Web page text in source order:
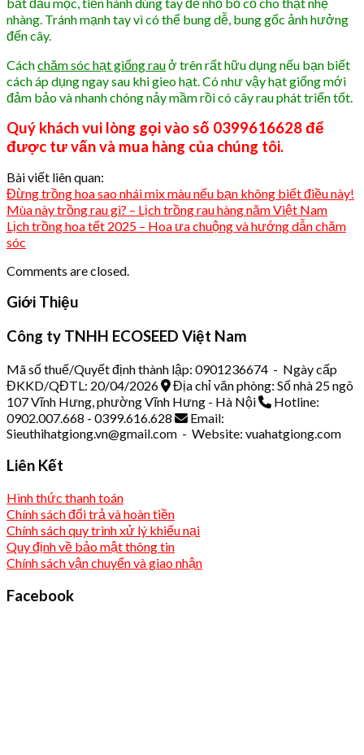
nhàng. Tránh mạnh tay vì có thể bung dễ, bung gốc ảnh hưởng
đến cây.
Cáchchăm sóc hạt giống rauở trên rất hữu dụng nếu bạn biết
cách áp dụng ngay sau khi gieo hạt. Có như vậy hạt giống mới
đảm bảo và nhanh chóng nảy mầm rồi có cây rau phát triển tốt.
Quý khách vui lòng gọi vào số 0399616628 để
được tư vấn và mua hàng của chúng tôi.
Bài viết liên quan:
Đừng trồng hoa sao nhái mix màu nếu bạn không biết điều này!
Mùa này trồng rau gì? – Lịch trồng rau hàng năm Việt Nam
Lịch trồng hoa tết 2025 – Hoa ưa chuộng và hướng dẫn chăm
sóc
Comments are closed.
Giới Thiệu
Công ty TNHH ECOSEED Việt Nam
Mã số thuế/Quyết định thành lập: 0901236674 - Ngày cấp
ĐKKD/QĐTL: 20/04/2026
Địa chỉ văn phòng: Số nhà 25 ngõ
107 Vĩnh Hưng, phường Vĩnh Hưng - Hà Nội
Hotline:
0902.007.668 - 0399.616.628
Email:
Sieuthihatgiong.vn@gmail.com - Website: vuahatgiong.com
Liên Kết
Hình thức thanh toán
Chính sách đổi trả và hoàn tiền
Chính sách quy trình xử lý khiếu nại
Quy định về bảo mật thông tin
Chính sách vận chuyển và giao nhận
Facebook